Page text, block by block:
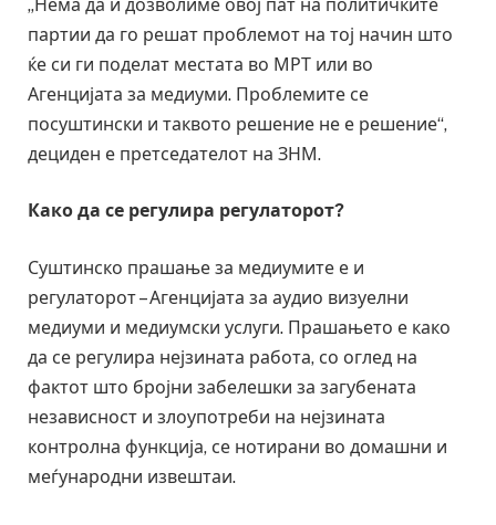
„Нема да и дозволиме овој пат на политичките
партии да го решат проблемот на тој начин што
ќе си ги поделат местата во МРТ или во
Агенцијата за медиуми. Проблемите се
посуштински и таквото решение не е решение“,
дециден е претседателот на ЗНМ.
Како да се регулира регулаторот?
Суштинско прашање за медиумите е и
регулаторот – Агенцијата за аудио визуелни
медиуми и медиумски услуги. Прашањето е како
да се регулира нејзината работа, со оглед на
фактот што бројни забелешки за загубената
независност и злоупотреби на нејзината
контролна функција, се нотирани во домашни и
меѓународни извештаи.